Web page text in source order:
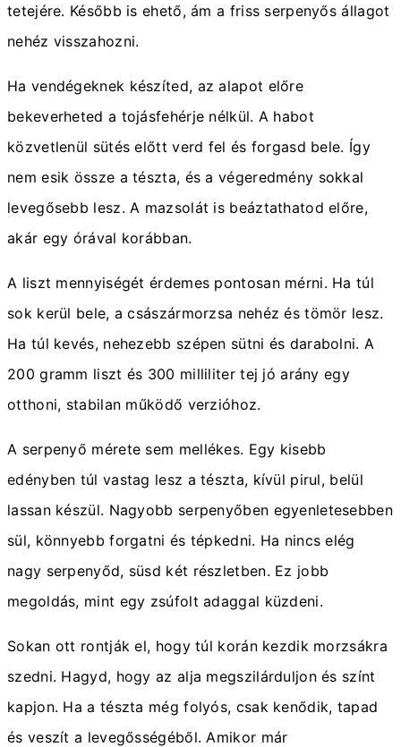
tetejére. Később is ehető, ám a friss serpenyős állagot
nehéz visszahozni.
Ha vendégeknek készíted, az alapot előre
bekeverheted a tojásfehérje nélkül. A habot
közvetlenül sütés előtt verd fel és forgasd bele. Így
nem esik össze a tészta, és a végeredmény sokkal
levegősebb lesz. A mazsolát is beáztathatod előre,
akár egy órával korábban.
A liszt mennyiségét érdemes pontosan mérni. Ha túl
sok kerül bele, a császármorzsa nehéz és tömör lesz.
Ha túl kevés, nehezebb szépen sütni és darabolni. A
200 gramm liszt és 300 milliliter tej jó arány egy
otthoni, stabilan működő verzióhoz.
A serpenyő mérete sem mellékes. Egy kisebb
edényben túl vastag lesz a tészta, kívül pirul, belül
lassan készül. Nagyobb serpenyőben egyenletesebben
sül, könnyebb forgatni és tépkedni. Ha nincs elég
nagy serpenyőd, süsd két részletben. Ez jobb
megoldás, mint egy zsúfolt adaggal küzdeni.
Sokan ott rontják el, hogy túl korán kezdik morzsákra
szedni. Hagyd, hogy az alja megszilárduljon és színt
kapjon. Ha a tészta még folyós, csak kenődik, tapad
és veszít a levegősségéből. Amikor már